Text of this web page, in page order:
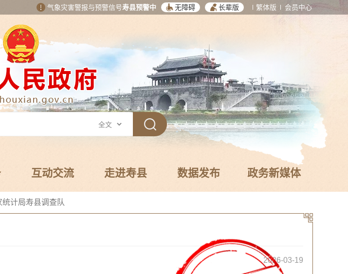
气象灾害警报与预警信号寿县预警中 无障碍 长辈版 繁体版 会员中心
互动交流 走进寿县 数据发布 政务新媒体
统计局寿县调查队
2026-03-19